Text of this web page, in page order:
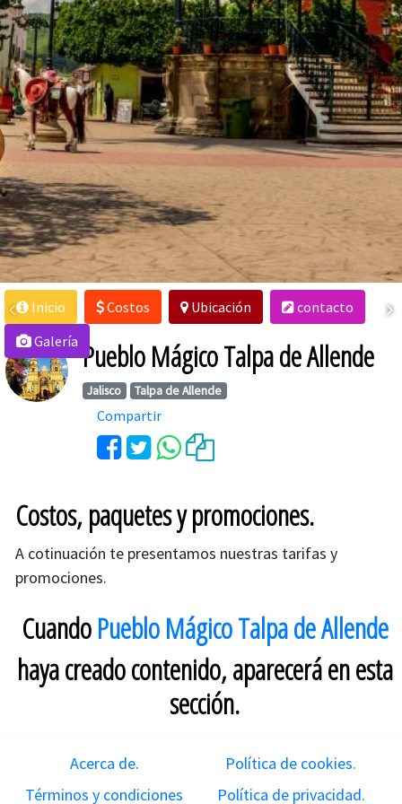
Inicio Costos Ubicación
contacto
Galería Pueblo Mágico Talpa de Allende
Jalisco Talpa de Allende
Compartir
Costos, paquetes y promociones.
A cotinuación te presentamos nuestras tarifas y
promociones.
CuandoPueblo Mágico Talpa de Allende
haya creado contenido, aparecerá en esta
sección.
Acerca de.
Política de cookies.
Términos y condiciones
Política de privacidad.